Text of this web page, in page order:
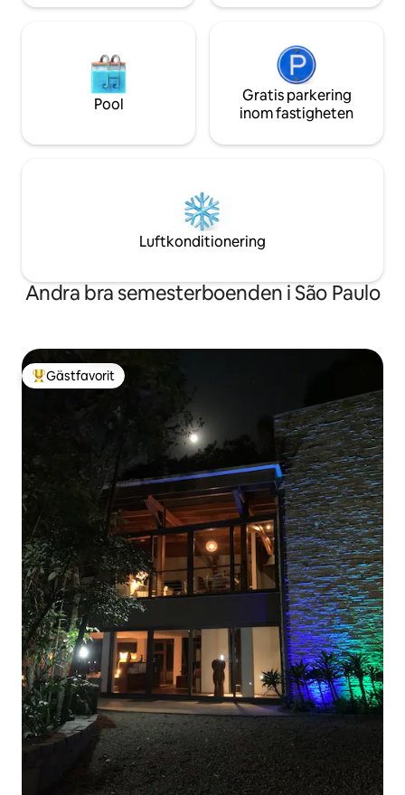
Pool
Gratis parkering
inom fastigheten
Luftkonditionering
Andra bra semesterboenden i São Paulo
Populär gästfavorit
Gästfavorit